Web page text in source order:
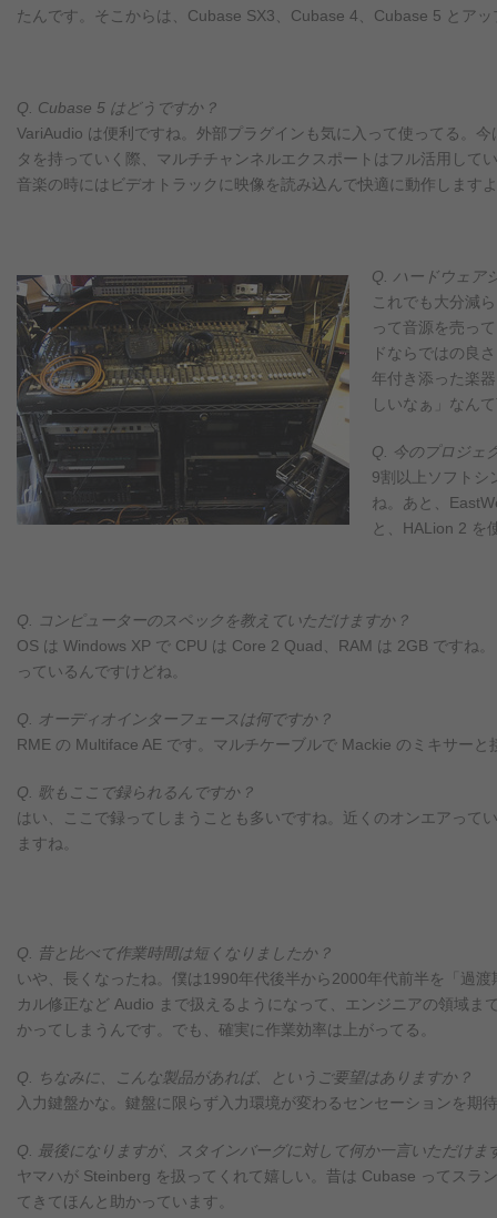
たんです。そこからは、Cubase SX3、Cubase 4、Cubase 5 とア
Q. Cubase 5 はどうですか？
VariAudio は便利ですね。外部プラグインも気に入って使ってる。
タを持っていく際、マルチチャンネルエクスポートはフル活用し
音楽の時にはビデオトラックに映像を読み込んで快適に動作します
Q. ハードウェア
これでも大分減
って音源を売っ
ドならではの良
年付き添った楽
しいなぁ」なん
Q. 今のプロジェ
9割以上ソフトシ
ね。あと、
と、HALion 2 を
Q. コンピューターのスペックを教えていただけますか？
OS は Windows XP で CPU は Core 2 Quad、RAM は 2GB ですね
っているんですけどね。
Q. オーディオインターフェースは何ですか？
RME の Multiface AE です。マルチケーブルで Mackie のミキサー
Q. 歌もここで録られるんですか？
はい、ここで録ってしまうことも多いですね。近くのオンエアって
ますね。
Q. 昔と比べて作業時間は短くなりましたか？
いや、長くなったね。僕は1990年代後半から2000年代前半を「過
カル修正など Audio まで扱えるようになって、エンジニアの領域
かってしまうんです。でも、確実に作業効率は上がってる。
Q. ちなみに、こんな製品があれば、というご要望はありますか？
入力鍵盤かな。鍵盤に限らず入力環境が変わるセンセーションを
Q. 最後になりますが、スタインバーグに対して何か一言いただけま
ヤマハが Steinberg を扱ってくれて嬉しい。昔は Cubase ってスラ
てきてほんと助かっています。